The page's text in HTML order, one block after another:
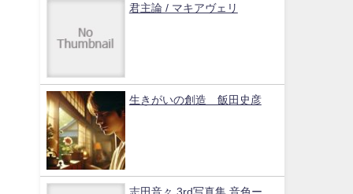
君主論 / マキアヴェリ
生きがいの創造 飯田史彦
志田音々 3rd写真集 音色ー